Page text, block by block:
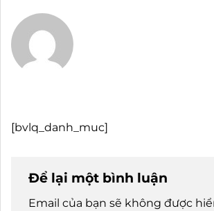
[bvlq_danh_muc]
Để lại một bình luận
Email của bạn sẽ không được